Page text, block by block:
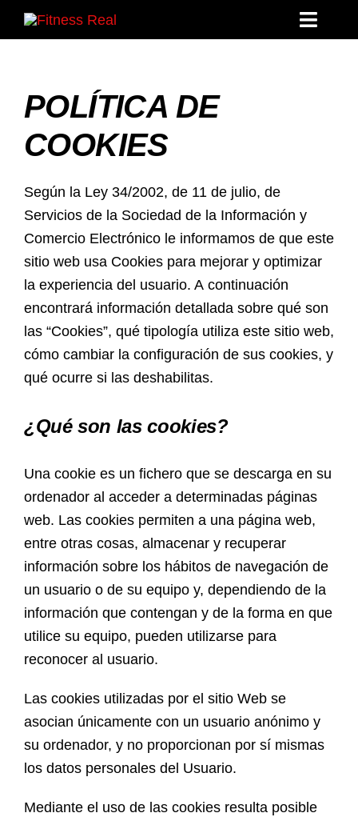
Saltar
Libros
La Hermandad
Blog
Contacto
Acceder
POLÍTICA DE
COOKIES
Según la Ley 34/2002, de 11 de julio, de
Servicios de la Sociedad de la Información y
Comercio Electrónico le informamos de que este
sitio web usa Cookies para mejorar y optimizar
la experiencia del usuario. A continuación
encontrará información detallada sobre qué son
las “Cookies”, qué tipología utiliza este sitio web,
cómo cambiar la configuración de sus cookies, y
qué ocurre si las deshabilitas.
¿Qué son las cookies?
Una cookie es un fichero que se descarga en su
ordenador al acceder a determinadas páginas
web. Las cookies permiten a una página web,
entre otras cosas, almacenar y recuperar
información sobre los hábitos de navegación de
un usuario o de su equipo y, dependiendo de la
información que contengan y de la forma en que
utilice su equipo, pueden utilizarse para
reconocer al usuario.
Las cookies utilizadas por el sitio Web se
asocian únicamente con un usuario anónimo y
su ordenador, y no proporcionan por sí mismas
los datos personales del Usuario.
Mediante el uso de las cookies resulta posible